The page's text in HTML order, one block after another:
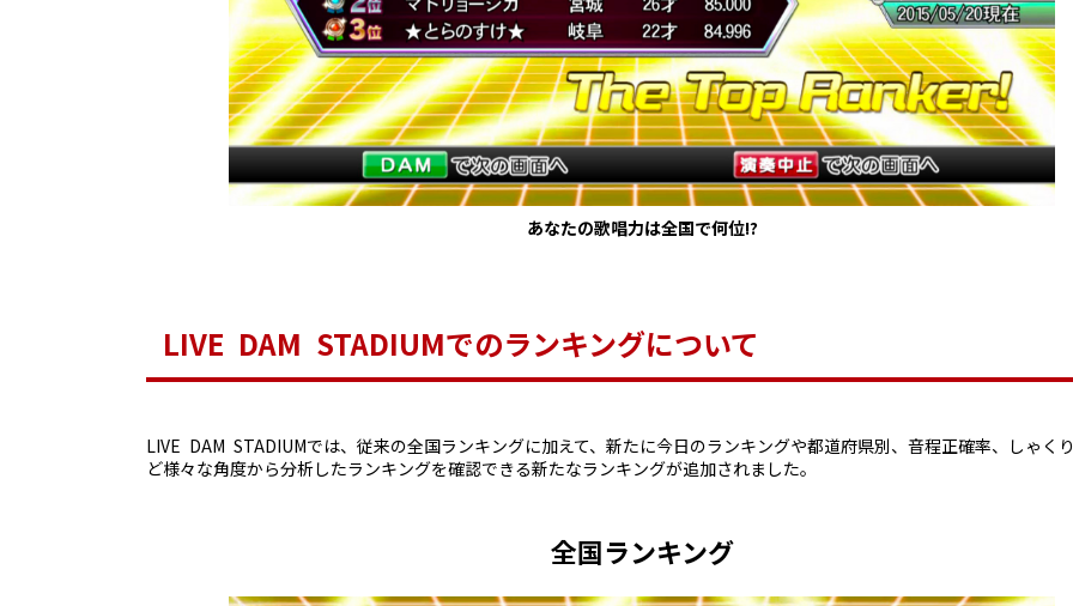
あなたの歌唱力は全国で何位!?
LIVE DAM STADIUMでのランキングについて
LIVE DAM STADIUMでは、従来の全国ランキングに加えて、新たに今日のランキングや都道府県別、音程正確率、しゃく
ど様々な角度から分析したランキングを確認できる新たなランキングが追加されました。
全国ランキング